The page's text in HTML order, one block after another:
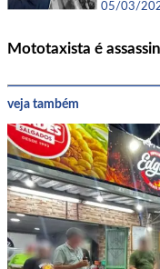
05/03/
Mototaxista é
veja também